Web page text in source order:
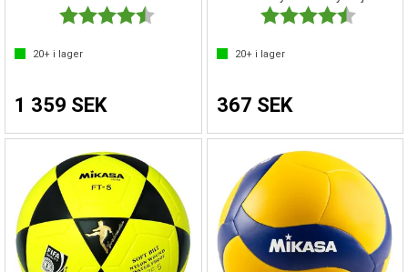
Betyg:
4.6 utav 5 stjärnor
20+ i lager
1 359 SEK
Betyg:
20+i lager
367 SEK